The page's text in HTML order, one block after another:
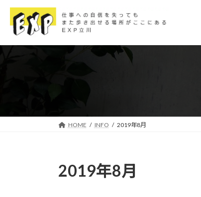
HOME INFO 2019年8月
2019年8月